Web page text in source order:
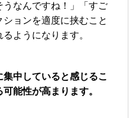
なんですね！」「すご
ョンを適度に挟むこと
ようになります。
中していると感じるこ
能性が高まります。